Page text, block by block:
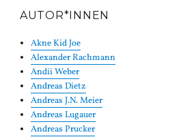
AUTOR*INNEN
Akne Kid Joe
Alexander Rachmann
Andii Weber
Andreas Dietz
Andreas J.N. Meier
Andreas Lugauer
Andreas Prucker